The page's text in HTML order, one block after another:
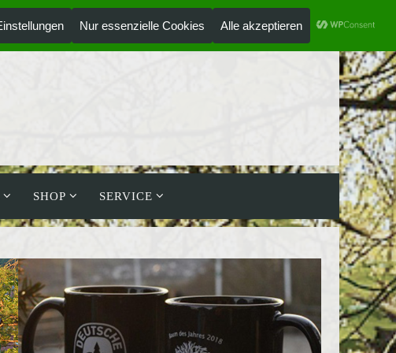
SHOP SERVICE